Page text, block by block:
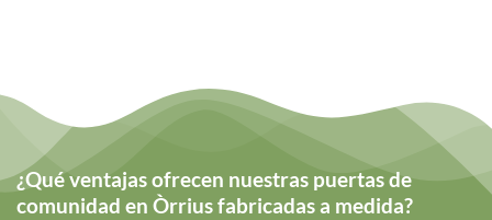
¿Qué ventajas ofrecen nuestras puertas de
comunidad en Òrrius fabricadas a medida?